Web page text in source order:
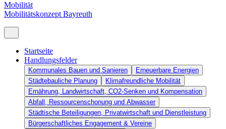
Mobilität
Mobilitätskonzept Bayreuth
Startseite
Handlungsfelder
Kommunales Bauen und Sanieren
Erneuerbare Energien
Städtebauliche Planung
Klimafreundliche Mobilität
Ernährung, Landwirtschaft, CO2-Senken und Kompensation
Abfall, Ressourcenschonung und Abwasser
Städtische Beteiligungen, Privatwirtschaft und Dienstleistung
Bürgerschaftliches Engagement & Vereine